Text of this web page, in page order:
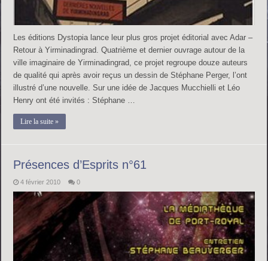
Les éditions Dystopia lance leur plus gros projet éditorial avec Adar –
Retour à Yirminadingrad. Quatrième et dernier ouvrage autour de la
ville imaginaire de Yirminadingrad, ce projet regroupe douze auteurs
de qualité qui après avoir reçus un dessin de Stéphane Perger, l’ont
illustré d’une nouvelle. Sur une idée de Jacques Mucchielli et Léo
Henry ont été invités : Stéphane …
Lire la suite »
Présences d’Esprits n°61
4 février 2010 0